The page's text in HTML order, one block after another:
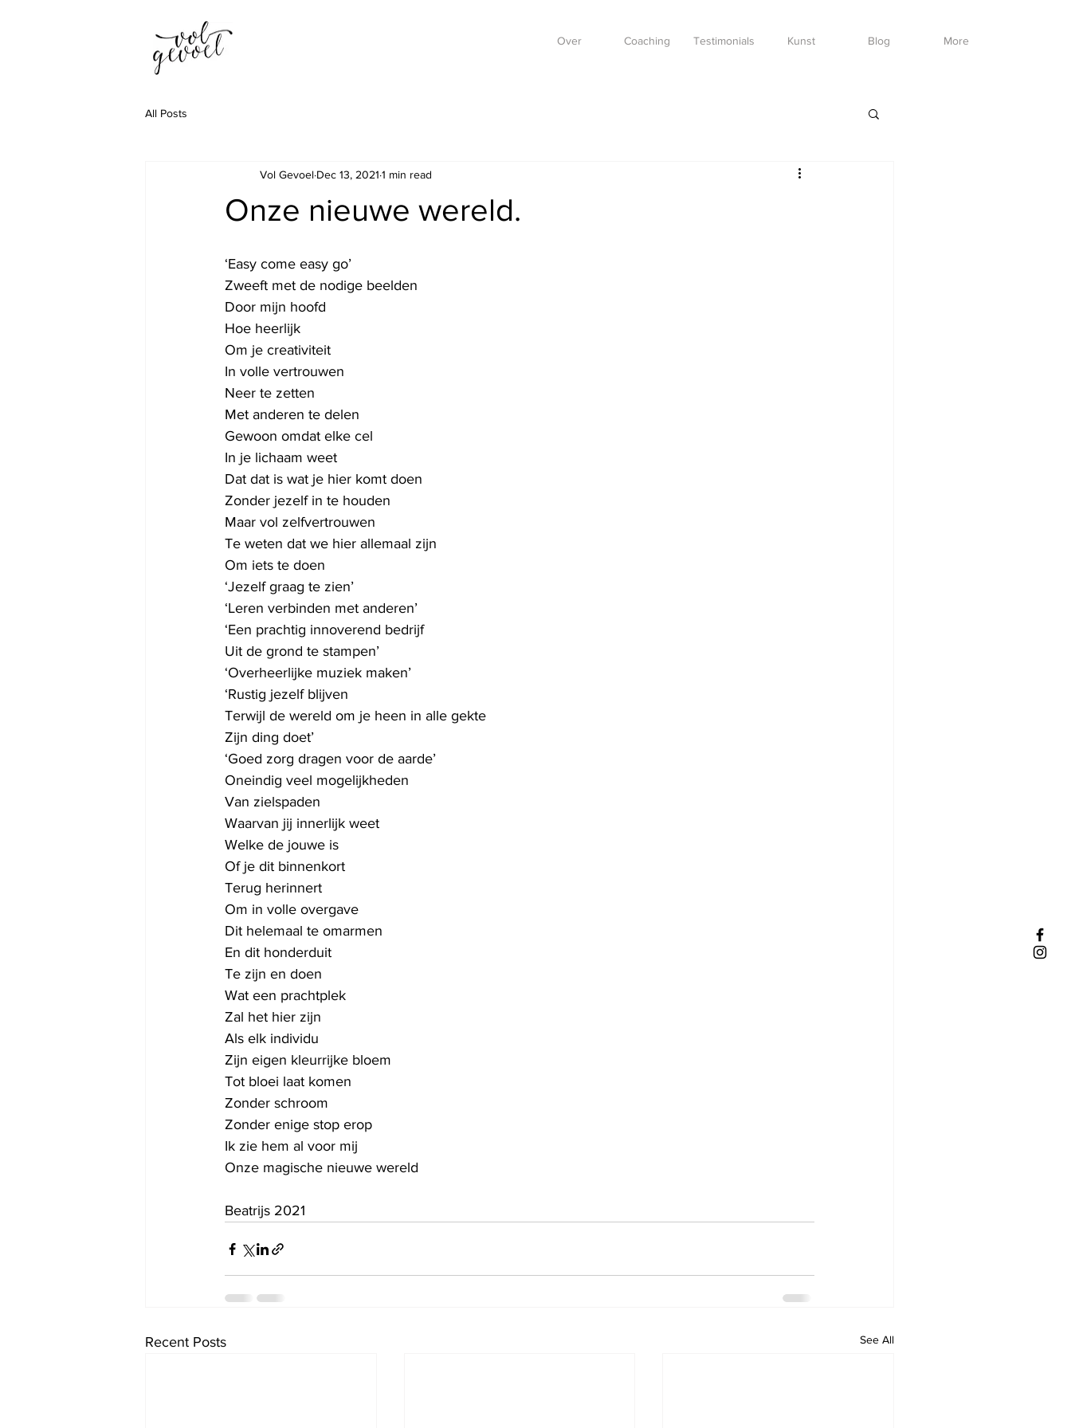
Over Coaching Testimonials Kunst Blog More
All Posts
Onze nieuwe wereld.
Vol Gevoel Dec 13, 2021 1 min read
‘Easy come easy go’
Zweeft met de nodige beelden
Door mijn hoofd
Hoe heerlijk
Om je creativiteit
In volle vertrouwen
Neer te zetten
Met anderen te delen
Gewoon omdat elke cel
In je lichaam weet
Dat dat is wat je hier komt doen
Zonder jezelf in te houden
Maar vol zelfvertrouwen
Te weten dat we hier allemaal zijn
Om iets te doen
‘Jezelf graag te zien’
‘Leren verbinden met anderen’
‘Een prachtig innoverend bedrijf
Uit de grond te stampen’
‘Overheerlijke muziek maken’
‘Rustig jezelf blijven
Terwijl de wereld om je heen in alle gekte
Zijn ding doet’
‘Goed zorg dragen voor de aarde’
Oneindig veel mogelijkheden
Van zielspaden
Waarvan jij innerlijk weet
Welke de jouwe is
Of je dit binnenkort
Terug herinnert
Om in volle overgave
Dit helemaal te omarmen
En dit honderduit
Te zijn en doen
Wat een prachtplek
Zal het hier zijn
Als elk individu
Zijn eigen kleurrijke bloem
Tot bloei laat komen
Zonder schroom
Zonder enige stop erop
Ik zie hem al voor mij
Onze magische nieuwe wereld
Beatrijs 2021
Recent Posts See All